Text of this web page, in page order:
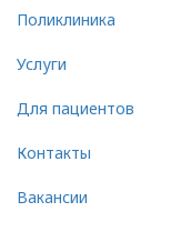
Поликлиника
Услуги
Для пациентов
Контакты
Вакансии